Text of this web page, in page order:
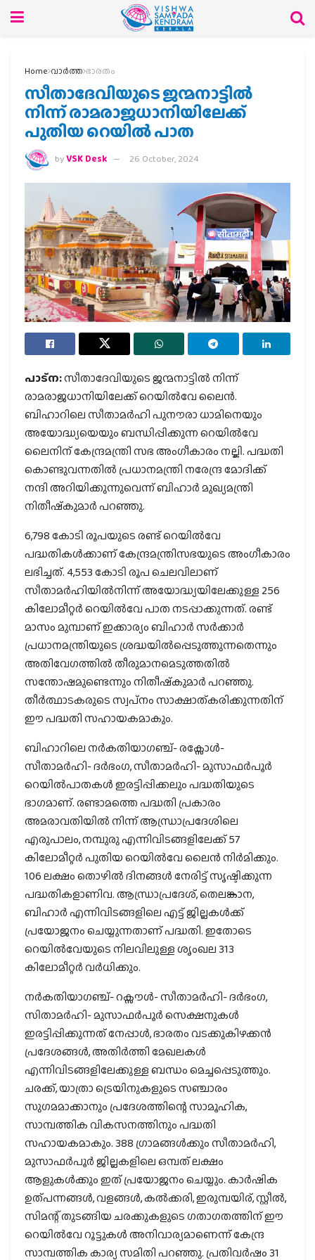
Home വാര്‍ത്ത ഭാരതം
സീതാദേവിയുടെ ജന്മനാട്ടില്‍
നിന്ന് രാമരാജധാനിയിലേക്ക്
പുതിയ റെയില്‍ പാത
byVSK Desk 26 October, 2024
പാട്‌ന:സീതാദേവിയുടെ ജന്മനാട്ടില്‍ നിന്ന്
രാമരാജധാനിയിലേക്ക് റെയില്‍വേ ലൈന്‍.
ബിഹാറിലെ സീതാമര്‍ഹി പുനൗരാ ധാമിനെയും
അയോദ്ധ്യയെയും ബന്ധിപ്പിക്കുന്ന റെയില്‍വേ
ലൈനിന് കേന്ദ്രമന്ത്രി സഭ അംഗീകാരം നല്കി. പദ്ധതി
കൊണ്ടുവന്നതില്‍ പ്രധാനമന്ത്രി നരേന്ദ്ര മോദിക്ക്
നന്ദി അറിയിക്കുന്നുവെന്ന് ബിഹാര്‍ മുഖ്യമന്ത്രി
നിതീഷ്‌കുമാര്‍ പറഞ്ഞു.
6,798 കോടി രൂപയുടെ രണ്ട് റെയില്‍വേ
പദ്ധതികള്‍ക്കാണ് കേന്ദ്രമന്ത്രിസഭയുടെ അംഗീകാരം
ലഭിച്ചത്. 4,553 കോടി രൂപ ചെലവിലാണ്
സീതാമര്‍ഹിയില്‍നിന്ന് അയോദ്ധ്യയിലേക്കുള്ള 256
കിലോമീറ്റര്‍ റെയില്‍വേ പാത നടപ്പാക്കുന്നത്. രണ്ട്
മാസം മുമ്പാണ് ഇക്കാര്യം ബിഹാര്‍ സര്‍ക്കാര്‍
പ്രധാനമന്ത്രിയുടെ ശ്രദ്ധയില്‍പ്പെടുത്തുന്നതെന്നും
അതിവേഗത്തില്‍ തീരുമാനമെടുത്തതില്‍
സന്തോഷമുണ്ടെന്നും നിതീഷ്‌കുമാര്‍ പറഞ്ഞു.
തീര്‍ത്ഥാടകരുടെ സ്വപ്‌നം സാക്ഷാത്കരിക്കുന്നതിന്
ഈ പദ്ധതി സഹായകമാകും.
ബിഹാറിലെ നര്‍കതിയാഗഞ്ച്- രക്സോള്‍-
സീതാമര്‍ഹി- ദര്‍ഭംഗ, സീതാമര്‍ഹി- മുസാഫര്‍പൂര്‍
റെയില്‍പാതകള്‍ ഇരട്ടിപ്പിക്കലും പദ്ധതിയുടെ
ഭാഗമാണ്. രണ്ടാമത്തെ പദ്ധതി പ്രകാരം
അമരാവതിയില്‍ നിന്ന് ആന്ധ്രാപ്രദേശിലെ
എരുപാലം, നമ്പുരു എന്നിവിടങ്ങളിലേക്ക് 57
കിലോമീറ്റര്‍ പുതിയ റെയില്‍വേ ലൈന്‍ നിര്‍മിക്കും.
106 ലക്ഷം തൊഴില്‍ ദിനങ്ങള്‍ നേരിട്ട് സൃഷ്ടിക്കുന്ന
പദ്ധതികളാണിവ. ആന്ധ്രാപ്രദേശ്, തെലങ്കാന,
ബിഹാര്‍ എന്നിവിടങ്ങളിലെ എട്ട് ജില്ലകള്‍ക്ക്
പ്രയോജനം ചെയ്യുന്നതാണ് പദ്ധതി. ഇതോടെ
റെയില്‍വേയുടെ നിലവിലുള്ള ശൃംഖല 313
കിലോമീറ്റര്‍ വര്‍ധിക്കും.
നര്‍കതിയാഗഞ്ച്- റക്സൗള്‍- സീതാമര്‍ഹി- ദര്‍ഭംഗ,
സിതാമര്‍ഹി- മുസാഫര്‍പൂര്‍ സെക്ഷനുകള്‍
ഇരട്ടിപ്പിക്കുന്നത് നേപ്പാള്‍, ഭാരതം വടക്കുകിഴക്കന്‍
പ്രദേശങ്ങള്‍, അതിര്‍ത്തി മേഖലകള്‍
എന്നിവിടങ്ങളിലേക്കുള്ള ബന്ധം മെച്ചപ്പെടുത്തും.
ചരക്ക്, യാത്രാ ട്രെയിനുകളുടെ സഞ്ചാരം
സുഗമമാക്കാനും പ്രദേശത്തിന്റെ സാമൂഹിക,
സാമ്പത്തിക വികസനത്തിനും പദ്ധതി
സഹായകമാകും. 388 ഗ്രാമങ്ങള്‍ക്കും സീതാമര്‍ഹി,
മുസാഫര്‍പൂര്‍ ജില്ലകളിലെ ഒമ്പത് ലക്ഷം
ആളുകള്‍ക്കും ഇത് പ്രയോജനം ചെയ്യും. കാര്‍ഷിക
ഉത്പന്നങ്ങള്‍, വളങ്ങള്‍, കല്‍ക്കരി, ഇരുമ്പയിര്, സ്റ്റീല്‍,
സിമന്റ് തുടങ്ങിയ ചരക്കുകളുടെ ഗതാഗതത്തിന് ഈ
റെയില്‍വേ റൂട്ടുകള്‍ അനിവാര്യമാണെന്ന് കേന്ദ്ര
സാമ്പത്തിക കാര്യ സമിതി പറഞ്ഞു. പ്രതിവര്‍ഷം 31